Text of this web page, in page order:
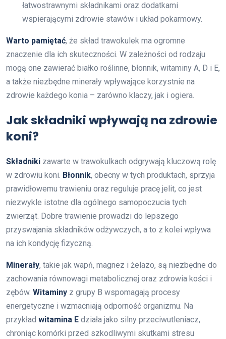
łatwostrawnymi składnikami oraz dodatkami
wspierającymi zdrowie stawów i układ pokarmowy.
Warto pamiętać, że skład trawokulek ma ogromne
znaczenie dla ich skuteczności. W zależności od rodzaju
mogą one zawierać białko roślinne, błonnik, witaminy A, D i E,
a także niezbędne minerały wpływające korzystnie na
zdrowie każdego konia – zarówno klaczy, jak i ogiera.
Jak składniki wpływają na zdrowie
koni?
Składniki zawarte w trawokulkach odgrywają kluczową rolę
w zdrowiu koni. Błonnik, obecny w tych produktach, sprzyja
prawidłowemu trawieniu oraz reguluje pracę jelit, co jest
niezwykle istotne dla ogólnego samopoczucia tych
zwierząt. Dobre trawienie prowadzi do lepszego
przyswajania składników odżywczych, a to z kolei wpływa
na ich kondycję fizyczną.
Minerały, takie jak wapń, magnez i żelazo, są niezbędne do
zachowania równowagi metabolicznej oraz zdrowia kości i
zębów. Witaminy z grupy B wspomagają procesy
energetyczne i wzmacniają odporność organizmu. Na
przykład witamina E działa jako silny przeciwutleniacz,
chroniąc komórki przed szkodliwymi skutkami stresu